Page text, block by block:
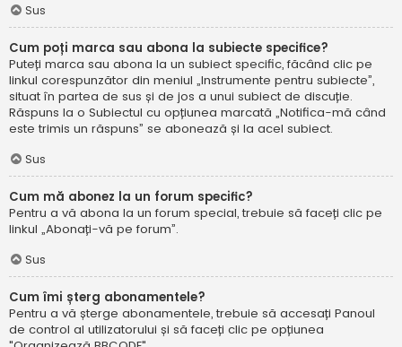
Sus
Cum poți marca sau abona la subiecte specifice?
Puteți marca sau abona la un subiect specific, făcând clic pe
linkul corespunzător din meniul „Instrumente pentru subiecte”,
situat în partea de sus și de jos a unui subiect de discuție.
Răspuns la o Subiectul cu opțiunea marcată „Notifica-mă când
este trimis un răspuns” se abonează și la acel subiect.
Sus
Cum mă abonez la un forum specific?
Pentru a vă abona la un forum special, trebuie să faceți clic pe
linkul „Abonați-vă pe forum”.
Sus
Cum îmi șterg abonamentele?
Pentru a vă șterge abonamentele, trebuie să accesați Panoul
de control al utilizatorului și să faceți clic pe opțiunea